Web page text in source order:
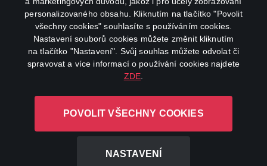
personalizovaného obsahu. Kliknutím na tlačítko "Povolit
všechny cookies" souhlasíte s používáním cookies.
Nastavení souborů cookies můžete změnit kliknutím
na tlačítko "Nastavení". Svůj souhlas můžete odvolat či
spravovat a více informací o používání cookies najdete
ZDE
POVOLIT VŠECHNY COOKIES
NASTAVENÍ
youtube
L-1246 Luxembourg R.C.S.